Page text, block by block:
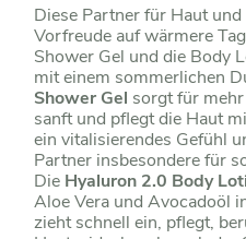
Diese Partner für Haut
Vorfreude auf wärmere
Shower Gel und die Body
mit einem sommerlichen
Shower Gel sorgt für
sanft und pflegt die Haut
ein vitalisierendes Gefühl
Partner insbesondere für
Die Hyaluron 2.0 Body
Aloe Vera und Avocadoöl
zieht schnell ein, pflegt,